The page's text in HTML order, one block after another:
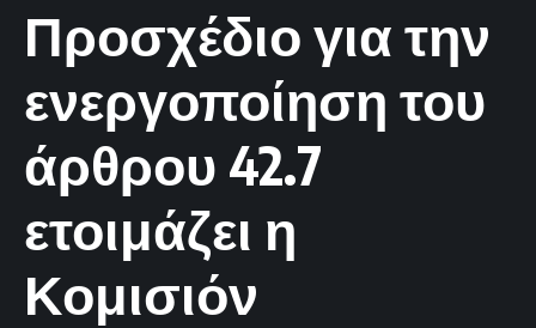
Προσχέδιο για την
ενεργοποίηση του
άρθρου 42.7
ετοιμάζει η
Κομισιόν